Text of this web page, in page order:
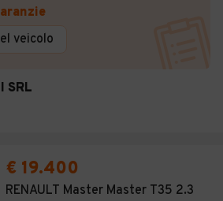
veicolo
SRL
€ 19.400
RENAULT Master Master T35 2.3